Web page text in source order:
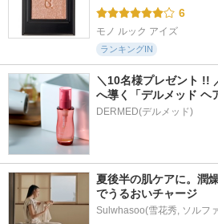
6
モノ ルック アイズ
ランキングIN
＼10名様プレゼント !!
へ導く「デルメッド ヘ
DERMED(デルメッド)
夏後半の肌ケアに。潤
でうるおいチャージ
Sulwhasoo(雪花秀, ソルフ